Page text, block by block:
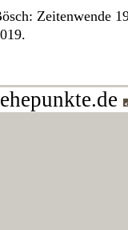
Zeitenwende